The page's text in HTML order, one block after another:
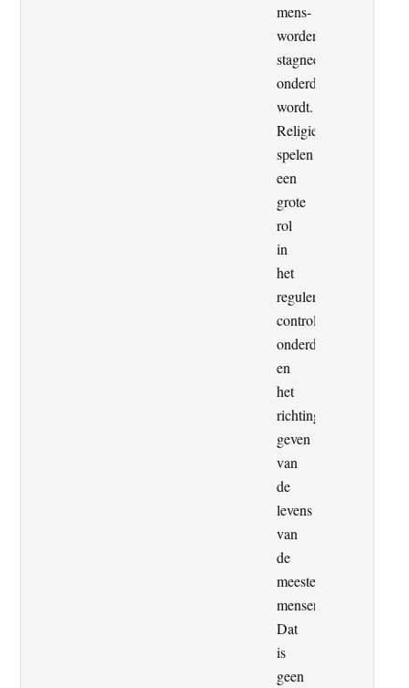
mens-
worden
stagneert,
onderdruk
wordt.
Religie
spelen
een
grote
rol
in
het
reguleren,
controleren,
onderdrukken
en
het
richting
geven
van
de
levens
van
de
meeste
mensen.
Dat
is
geen